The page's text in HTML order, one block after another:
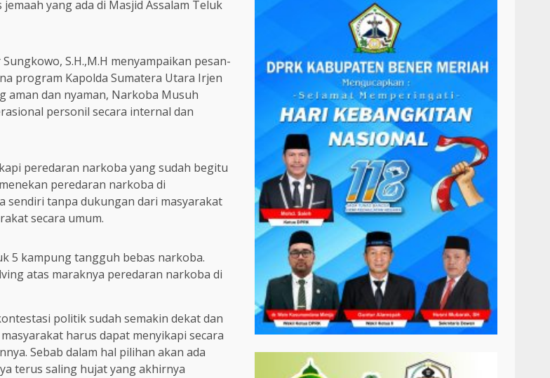
yang ada di Masjid Assalam Teluk
S.H.,M.H menyampaikan pesan-
program Kapolda Sumatera Utara Irjen
aman dan nyaman, Narkoba Musuh
personil secara internal dan
peredaran narkoba yang sudah begitu
peredaran narkoba di
sendiri tanpa dukungan dari masyarakat
secara umum.
5 kampung tangguh bebas narkoba.
atas maraknya peredaran narkoba di
politik sudah semakin dekat dan
harus dapat menyikapi secara
Sebab dalam hal pilihan akan ada
terus saling hujat yang akhirnya